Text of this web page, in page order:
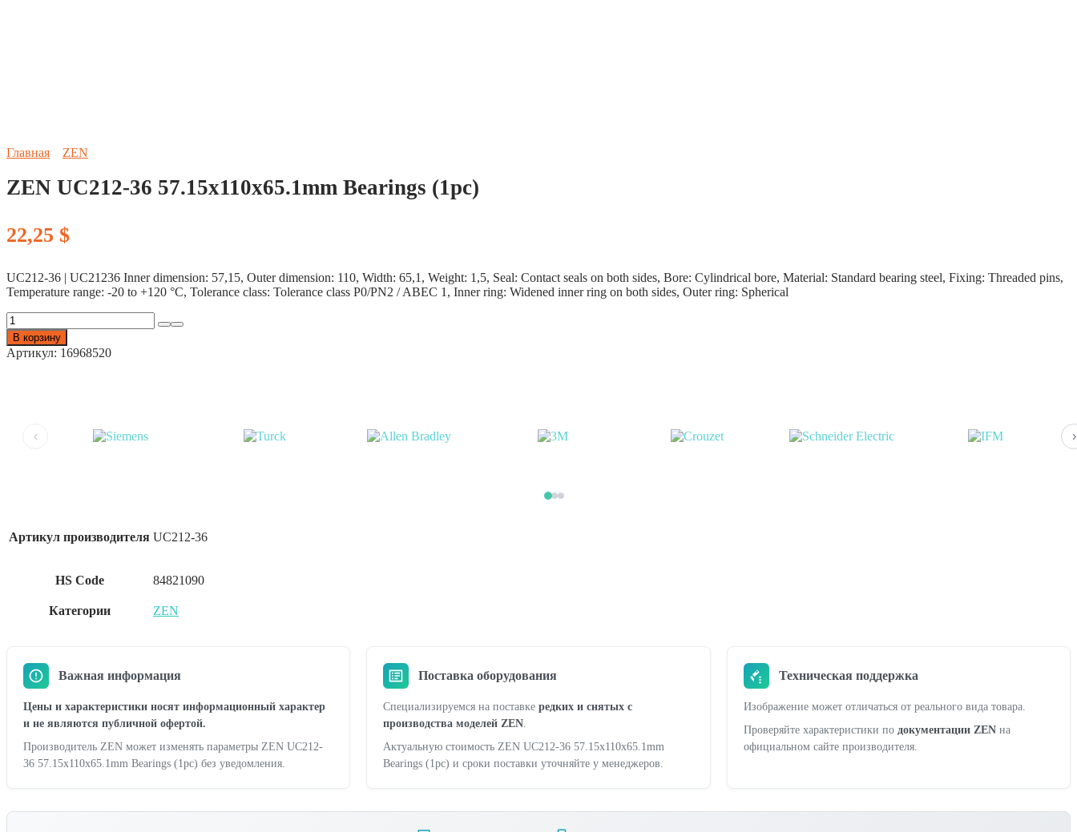
Главная ZEN
ZEN UC212-36 57.15x110x65.1mm Bearings (1pc)
22,25 $
UC212-36 | UC21236 Inner dimension: 57,15, Outer dimension: 110, Width: 65,1, Weight: 1,5, Seal: Contact seals on both sides, Bore: Cylindrical bore, Material: Standard bearing steel, Fixing: Threaded pins,
Temperature range: -20 to +120 °C, Tolerance class: Tolerance class P0/PN2 / ABEC 1, Inner ring: Widened inner ring on both sides, Outer ring: Spherical
Количество
товара
ZEN
UC212-
В корзину
Артикул: 16968520
‹ ›
Артикул производителя UC212-36
HS Code 84821090
Категории ZEN
Важная информация
Цены и характеристики носят информационный характер
и не являются публичной офертой.
Производитель ZEN может изменять параметры ZEN UC212-
36 57.15x110x65.1mm Bearings (1pc) без уведомления.
Поставка оборудования
Специализируемся на поставкередких и снятых с
производства моделей ZEN
Актуальную стоимость ZEN UC212-36 57.15x110x65.1mm
Bearings (1pc) и сроки поставки уточняйте у менеджеров.
Техническая поддержка
Изображение может отличаться от реального вида товара.
Проверяйте характеристики по документации ZENна
официальном сайте производителя.